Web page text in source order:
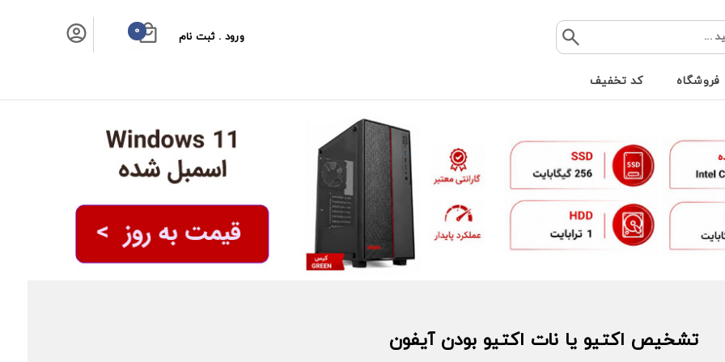
ورود . ثبت نام 0
فروشگاه کد تخفیف
تشخیص اکتیو یا نات اکتیو بودن آیفون